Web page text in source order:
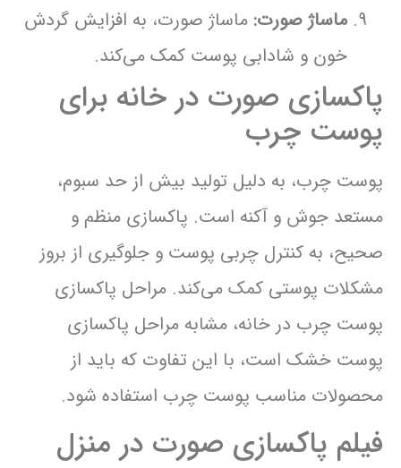
ماساژ صورت: ماساژ صورت، به افزایش گردش
خون و شادابی پوست کمک می‌کند.
پاکسازی صورت در خانه برای
پوست چرب
پوست چرب، به دلیل تولید بیش از حد سبوم،
مستعد جوش و آکنه است. پاکسازی منظم و
صحیح، به کنترل چربی پوست و جلوگیری از بروز
مشکلات پوستی کمک می‌کند. مراحل پاکسازی
پوست چرب در خانه، مشابه مراحل پاکسازی
پوست خشک است، با این تفاوت که باید از
محصولات مناسب پوست چرب استفاده شود.
فیلم پاکسازی صورت در منزل